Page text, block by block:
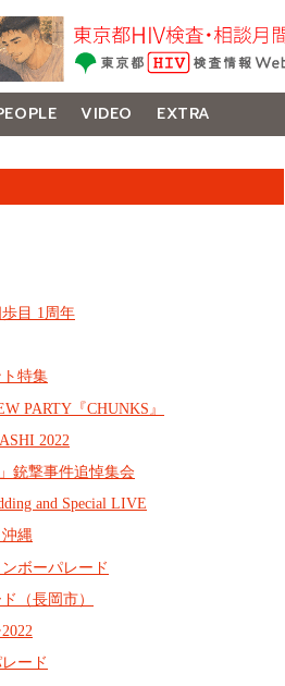
VIDEO
EXTRA
目 1周年
特集
PARTY『CHUNKS』
2022
銃撃事件追悼集会
and Special LIVE
縄
ボーパレード
（長岡市）
ード